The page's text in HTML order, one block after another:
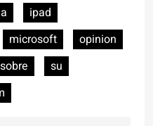
ipad
microsoft
opinion
sobre
su